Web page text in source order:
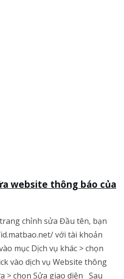
website thông báo của
chỉnh sửa Đầu tên, bạn
với tài khoản
mục Dịch vụ khác > chọn
vào dịch vụ Website thông
> chọn Sửa giao diện Sau